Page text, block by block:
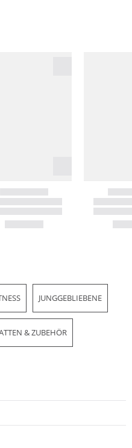
JUNGGEBLIEBENE
& ZUBEHÖR